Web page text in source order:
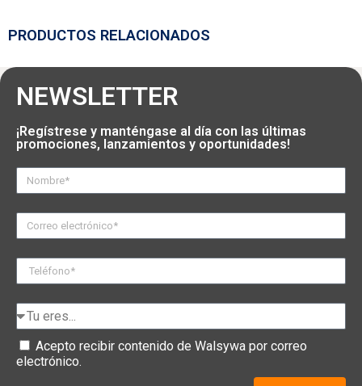
PRODUCTOS RELACIONADOS
NEWSLETTER
¡Regístrese y manténgase al día con las últimas
promociones, lanzamientos y oportunidades!
Acepto recibir contenido de Walsywa por correo
electrónico.